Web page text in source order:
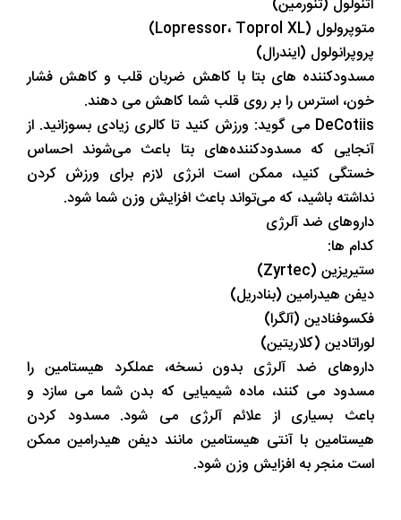
متوپرولول (Lopressor، Toprol XL)
پروپرانولول (ایندرال)
مسدودکننده های بتا با کاهش ضربان قلب و کاهش فشار
خون، استرس را بر روی قلب شما کاهش می دهند.
DeCotiis می گوید: ورزش کنید تا کالری زیادی بسوزانید. از
آنجایی که مسدودکننده‌های بتا باعث می‌شوند احساس
خستگی کنید، ممکن است انرژی لازم برای ورزش کردن
نداشته باشید، که می‌تواند باعث افزایش وزن شما شود.
داروهای ضد آلرژی
کدام ها:
ستیریزین (Zyrtec)
دیفن هیدرامین (بنادریل)
فکسوفنادین (آلگرا)
لوراتادین (کلاریتین)
داروهای ضد آلرژی بدون نسخه، عملکرد هیستامین را
مسدود می کنند، ماده شیمیایی که بدن شما می سازد و
باعث بسیاری از علائم آلرژی می شود. مسدود کردن
هیستامین با آنتی هیستامین مانند دیفن هیدرامین ممکن
است منجر به افزایش وزن شود.